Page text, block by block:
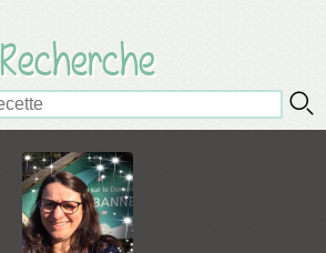
Recherche